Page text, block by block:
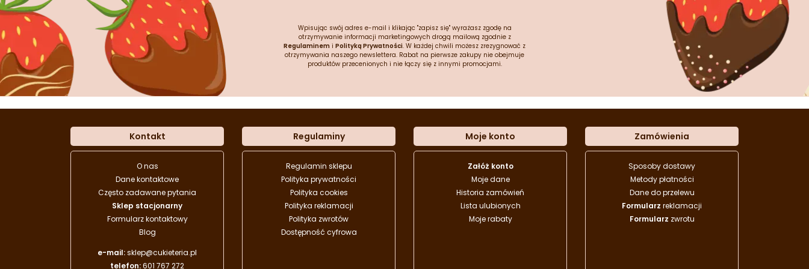
Wpisując swój adres e-mail i klikając "zapisz się" wyrażasz zgodę na
otrzymywanie informacji marketingowych drogą mailową zgodnie z
Regulaminem i Polityką Prywatności. W każdej chwili możesz zrezygnować z
otrzymywania naszego newslettera. Rabat na pierwsze zakupy nie obejmuje
produktów przecenionych i nie łączy się z innymi promocjami.
Kontakt
O nas
Dane kontaktowe
Często zadawane pytania
Sklep stacjonarny
Formularz kontaktowy
Blog
e-mail:sklep@cukieteria.pl
telefon:601 767 272
Regulaminy
Regulamin sklepu
Polityka prywatności
Polityka cookies
Polityka reklamacji
Polityka zwrotów
Dostępność cyfrowa
Moje konto
Załóż konto
Moje dane
Historia zamówień
Lista ulubionych
Moje rabaty
Zamówienia
Sposoby dostawy
Metody płatności
Dane do przelewu
Formularz reklamacji
Formularz zwrotu